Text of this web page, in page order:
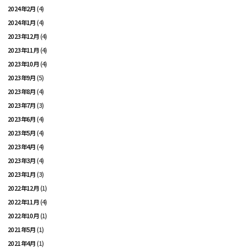
2024年2月(4)
2024年1月(4)
2023年12月(4)
2023年11月(4)
2023年10月(4)
2023年9月(5)
2023年8月(4)
2023年7月(3)
2023年6月(4)
2023年5月(4)
2023年4月(4)
2023年3月(4)
2023年1月(3)
2022年12月(1)
2022年11月(4)
2022年10月(1)
2021年5月(1)
2021年4月(1)